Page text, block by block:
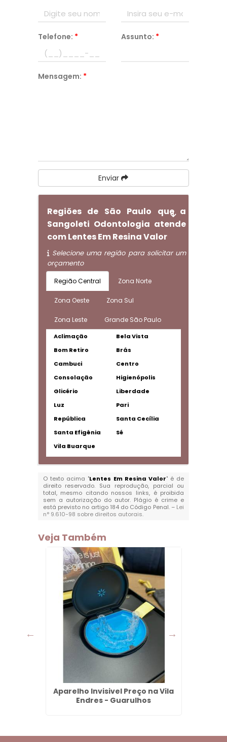
Telefone: * Assunto: *
Mensagem: *
Enviar
Regiões de São Paulo que a
Sangoleti Odontologia atende
com Lentes Em Resina Valor
Selecione uma região para solicitar um
orçamento
Região Central Zona Norte
Zona Oeste Zona Sul
Zona Leste Grande São Paulo
Aclimação
Bela Vista
Bom Retiro
Brás
Cambuci
Centro
Consolação
Higienópolis
Glicério
Liberdade
Luz
Pari
República
Santa Cecília
Santa Efigênia
Sé
Vila Buarque
O texto acima "Lentes Em Resina Valor" é de
direito reservado. Sua reprodução, parcial ou
total, mesmo citando nossos links, é proibida
sem a autorização do autor. Plágio é crime e
está previsto no artigo 184 do Código Penal. – Lei
n° 9.610-98 sobre direitos autorais.
Veja Também
Aparelho Invisivel Preço na Vila
Endres - Guarulhos